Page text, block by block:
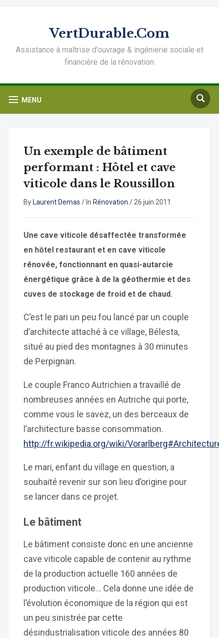
VertDurable.Com
Assistance à maîtrise d'ouvrage & ingénierie sociale et
financière de la rénovation
MENU
Un exemple de bâtiment
performant : Hôtel et cave
viticole dans le Roussillon
By Laurent Demas / In Rénovation / 26 juin 2011
Une cave viticole désaffectée transformée
en hôtel restaurant et en cave viticole
rénovée, fonctionnant en quasi-autarcie
énergétique grâce à de la géothermie et des
cuves de stockage de froid et de chaud.
C’est le pari un peu fou lancé par un couple
d’architecte attaché à ce village, Bélesta,
situé au pied des montagnes à 30 minutes
de Perpignan.
Le couple Franco Autrichien a travaillé de
nombreuses années en Autriche qui porte,
comme vous le savez, un des berceaux de
l’architecture basse consommation.
http://fr.wikipedia.org/wiki/
Le mari, enfant du village en question, a
souhaité revenir sur son lieu d’origine pour
se lancer dans ce projet.
Le bâtiment
Le bâtiment consiste donc en une ancienne
cave viticole capable de contenir au rythme
de la production actuelle 160 années de
production viticole… Cela donne une idée de
l’évolution économique de la région qui est
un peu sinistrée par cette
désindustrialisation viticole des années 80